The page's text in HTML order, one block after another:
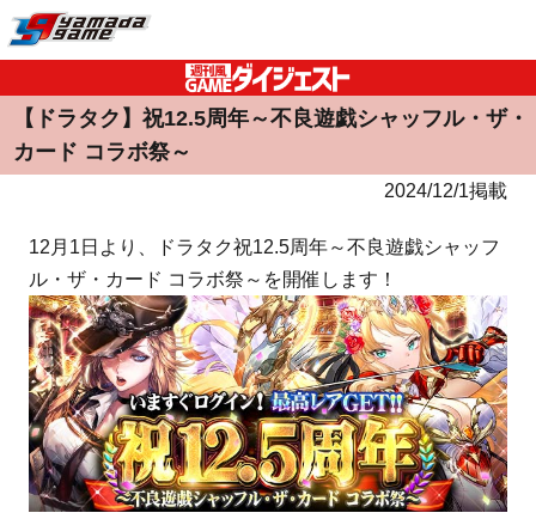
【ドラタク】祝12.5周年～不良遊戯シャッフル・ザ・
カード コラボ祭～
2024/12/1掲載
12月1日より、ドラタク祝12.5周年～不良遊戯シャッフ
ル・ザ・カード コラボ祭～を開催します！